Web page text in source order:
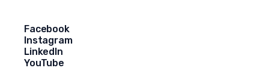
Facebook
Instagram
LinkedIn
YouTube